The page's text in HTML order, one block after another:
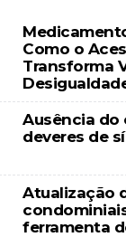
Como o
Transforma
Ausência do
deveres de
Atualização
ferramenta